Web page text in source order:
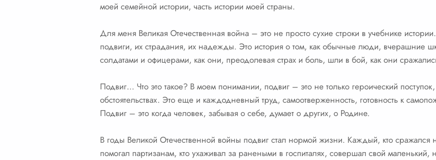
моей семейной истории, часть истории моей страны.
Для меня Великая Отечественная война – это не просто сухие строки в учебнике
подвиги, их страдания, их надежды. Это история о том, как обычные люди, вчерашние
солдатами и офицерами, как они, преодолевая страх и боль, шли в бой, как они
Подвиг… Что это такое? В моем понимании, подвиг – это не только героический
обстоятельствах. Это еще и каждодневный труд, самоотверженность, готовность к
Подвиг – это когда человек, забывая о себе, думает о других, о Родине.
В годы Великой Отечественной войны подвиг стал нормой жизни. Каждый, кто сражался
помогал партизанам, кто ухаживал за ранеными в госпиталях, совершал свой